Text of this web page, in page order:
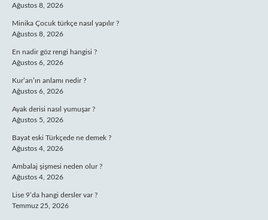
Ağustos 8, 2026
Minika Çocuk türkçe nasıl yapılır ?
Ağustos 8, 2026
En nadir göz rengi hangisi ?
Ağustos 6, 2026
Kur’an’ın anlamı nedir ?
Ağustos 6, 2026
Ayak derisi nasıl yumuşar ?
Ağustos 5, 2026
Bayat eski Türkçede ne demek ?
Ağustos 4, 2026
Ambalaj şişmesi neden olur ?
Ağustos 4, 2026
Lise 9’da hangi dersler var ?
Temmuz 25, 2026